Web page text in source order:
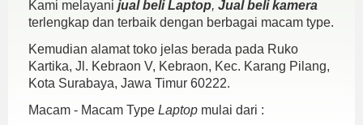
Kami melayani jual beli Laptop, Jual beli kamera
terlengkap dan terbaik dengan berbagai macam type.
Kemudian alamat toko jelas berada pada Ruko
Kartika, Jl. Kebraon V, Kebraon, Kec. Karang Pilang,
Kota Surabaya, Jawa Timur 60222.
Macam - Macam Type Laptop mulai dari :